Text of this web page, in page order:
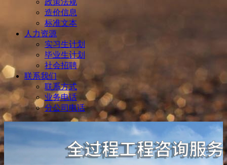
政策法规
造价信息
标准文本
人力资源
实习生计划
毕业生计划
社会招聘
联系我们
联系方式
业务电话
分公司电话